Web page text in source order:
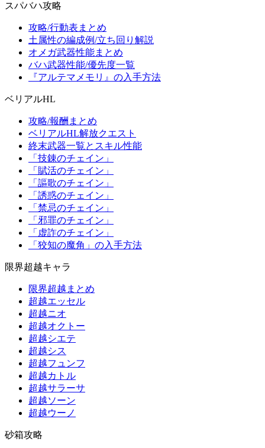
スパバハ攻略
攻略/行動表まとめ
土属性の編成例/立ち回り解説
オメガ武器性能まとめ
バハ武器性能/優先度一覧
『アルテマメモリ』の入手方法
ベリアルHL
攻略/報酬まとめ
ベリアルHL解放クエスト
終末武器一覧とスキル性能
「技錬のチェイン」
「賦活のチェイン」
「謳歌のチェイン」
「誘惑のチェイン」
「禁忌のチェイン」
「邪罪のチェイン」
「虚詐のチェイン」
「狡知の魔角」の入手方法
限界超越キャラ
限界超越まとめ
超越エッセル
超越ニオ
超越オクトー
超越シエテ
超越シス
超越フュンフ
超越カトル
超越サラーサ
超越ソーン
超越ウーノ
砂箱攻略